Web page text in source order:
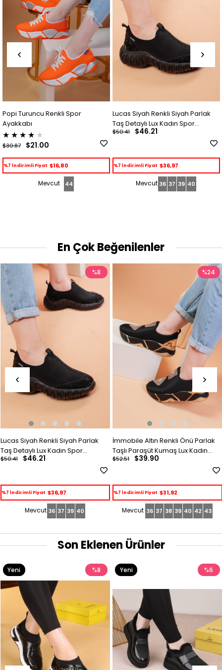
Lucas Siyah Renkli Siyah Parlak
Taş Detaylı Lux Kadın Spor
Ayakkabı
$50.41
%7 İndirimli Fiyat
Lussi Siyah Renkli Paraşüt
Kışlık İçi Tüylü Kadın Spor
Ayakkabı
★★★
%7 İndirimli Fiyat
36 37 38
En Çok Beğenilenler
Lucas Siyah Renkli Siyah Parlak
Taş Detaylı Lux Kadın Spor
Ayakkabı$46.21
$50.41
%7 İndirimli Fiyat $36,97
%8
36 37 39 40
İmmobile Altın Renkli Önü Parlak
Taşlı Paraşüt Kumaş Lux Kadın
Spor Ayakkabı
$39.90
$52.51
%7 İndirimli Fiyat $31,92
%24
36 37 38 39 40 42 43
Son Eklenen Ürünler
%8
Yeni
Ürün
%6
Yeni